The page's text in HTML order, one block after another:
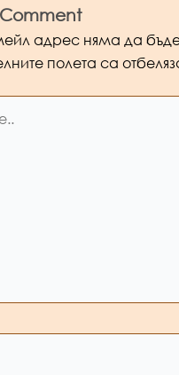
адрес няма да
полета са